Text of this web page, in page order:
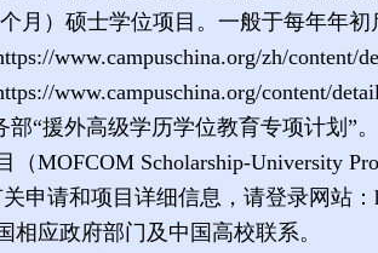
个月）硕士学位项目。一般于每年年
www.campuschina.org/zh/content/
www.campuschina.org/content/
部“援外高级学历学位教育专项计划”
（MOFCOM Scholarship-University
关申请和项目详细信息，请登录网站：
相应政府部门及中国高校联系。